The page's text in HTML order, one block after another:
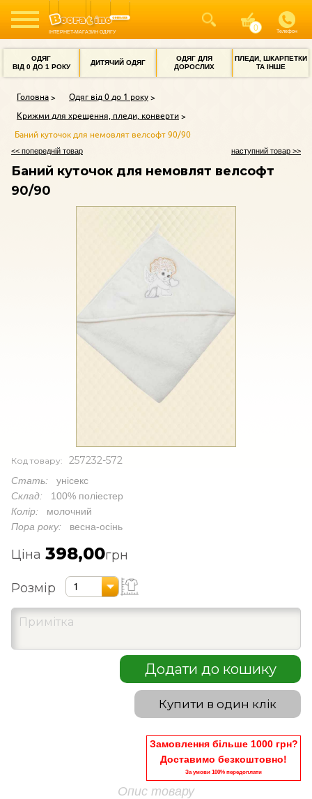
ІНТЕРНЕТ-МАГАЗИН ОДЯГУ Телефон
ОДЯГ
ВІД 0 ДО 1 РОКУ
ДИТЯЧИЙ ОДЯГ
ОДЯГ ДЛЯ
ДОРОСЛИХ
ПЛЕДИ, ШКАРПЕТКИ
ТА ІНШЕ
Головна
Одяг від 0 до 1 року
Крижми для хрещення, пледи, конверти
Баний куточок для немовлят велсофт 90/90
<< попередній товар наступний товар >>
Баний куточок для немовлят велсофт
90/90
Код товару: 257232-572
Стать: унісекс
Склад: 100% поліестер
Колір: молочний
Пора року: весна-осінь
Ціна 398,00грн
Розмір 1
Додати до кошику
Купити в один клік
Замовлення більше 1000 грн?
Доставимо безкоштовно!
За умови 100% передоплати
Опис товару